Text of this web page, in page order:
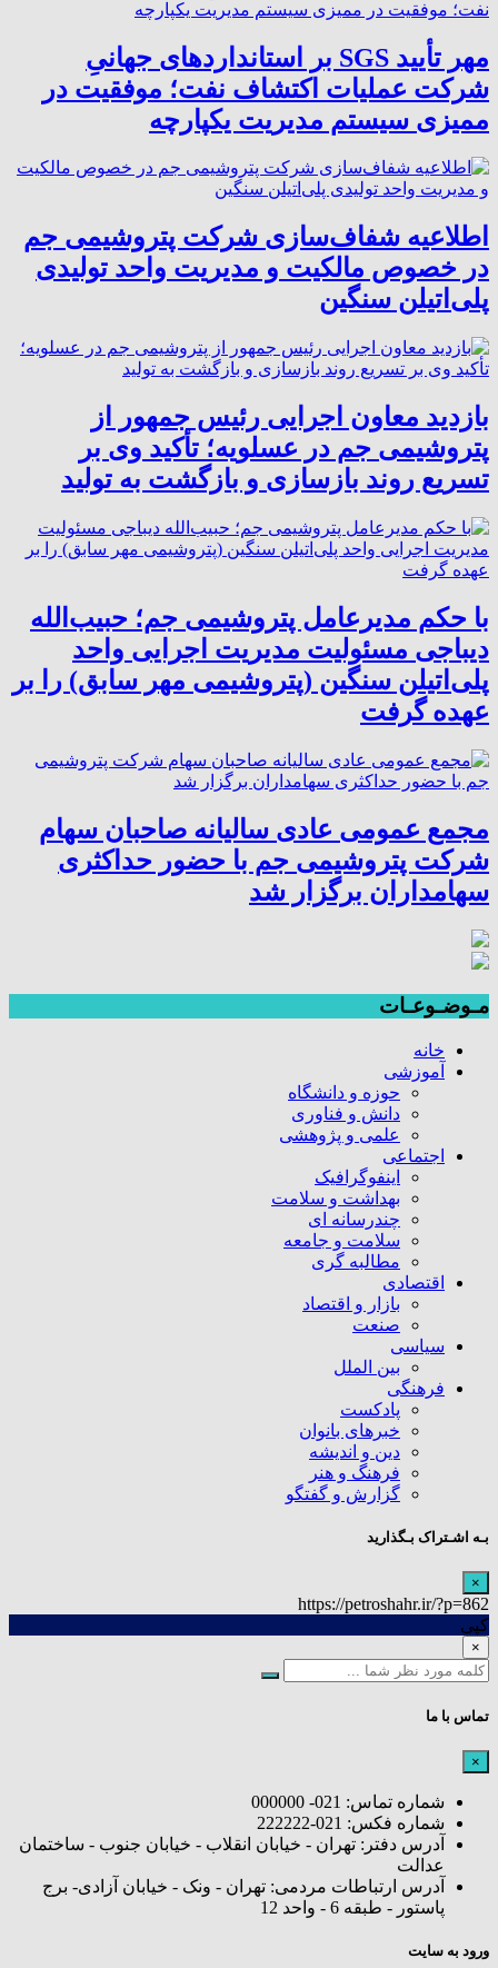
مهر تأیید SGS بر استانداردهای جهانیِ
شرکت عملیات اکتشاف نفت؛ موفقیت در
ممیزی سیستم مدیریت یکپارچه
اطلاعیه شفاف‌سازی شرکت پتروشیمی جم
در خصوص مالکیت و مدیریت واحد تولیدی
پلی‌اتیلن سنگین
بازدید معاون اجرایی رئیس جمهور از
پتروشیمی جم در عسلویه؛ تأکید وی بر
تسریع روند بازسازی و بازگشت به تولید
با حکم مدیرعامل پتروشیمی جم؛ حبیب‌الله
دیباجی مسئولیت مدیریت اجرایی واحد
پلی‌اتیلن سنگین (پتروشیمی مهر سابق) را بر
عهده گرفت
مجمع عمومی عادی سالیانه صاحبان سهام
شرکت پتروشیمی جم با حضور حداکثری
سهامداران برگزار شد
مـوضـوعـات
خانه
آموزشی
حوزه و دانشگاه
دانش و فناوری
علمی و پژوهشی
اجتماعی
اینفوگرافیک
بهداشت و سلامت
چندرسانه ای
سلامت و جامعه
مطالبه گری
اقتصادی
بازار و اقتصاد
صنعت
سیاسی
بین الملل
فرهنگی
پادکست
خبرهای بانوان
دین و اندیشه
فرهنگ و هنر
گزارش و گفتگو
بـه اشـتراک بـگذارید
×
https://petroshahr.ir/?p=862
کپی
×
تماس با ما
×
شماره تماس: 021- 000000
شماره فکس: 021-222222
آدرس دفتر: تهران - خیابان انقلاب - خیابان جنوب - ساختمان
عدالت
آدرس ارتباطات مردمی: تهران - ونک - خیابان آزادی- برج
پاستور - طبقه 6 - واحد 12
ورود به سایت